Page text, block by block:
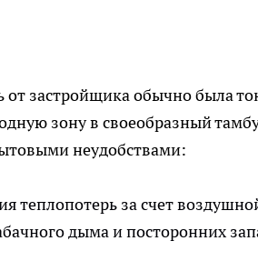
от застройщика обычно была
зону в своеобразный
неудобствами:
теплопотерь за счет
дыма и посторонних